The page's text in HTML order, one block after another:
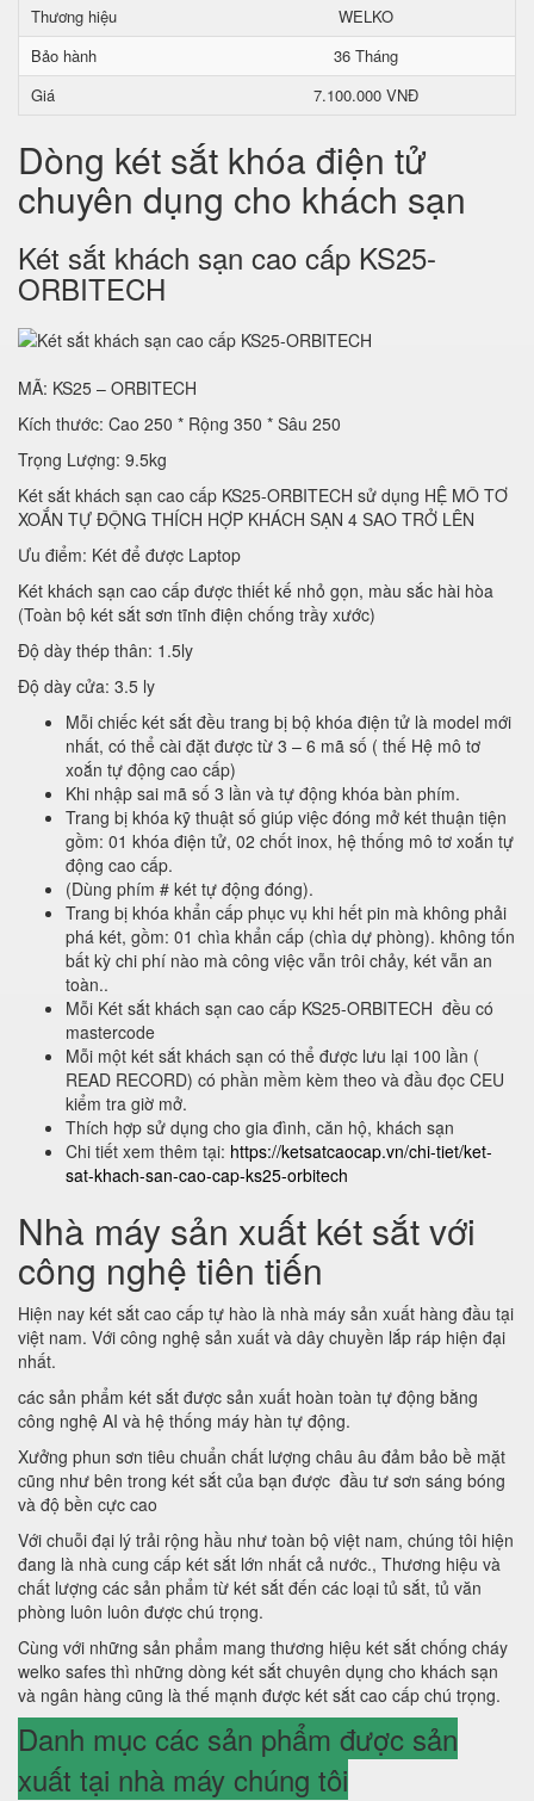
Thương hiệu
WELKO
Bảo hành
36 Tháng
Giá
7.100.000 VNĐ
Dòng két sắt khóa điện tử
chuyên dụng cho khách sạn
Két sắt khách sạn cao cấp KS25-
ORBITECH
MÃ: KS25 – ORBITECH
Kích thước: Cao 250 * Rộng 350 * Sâu 250
Trọng Lượng: 9.5kg
Két sắt khách sạn cao cấp KS25-ORBITECH sử dụng HỆ MÔ TƠ
XOẮN TỰ ĐỘNG THÍCH HỢP KHÁCH SẠN 4 SAO TRỞ LÊN
Ưu điểm: Két để được Laptop
Két khách sạn cao cấp được thiết kế nhỏ gọn, màu sắc hài hòa
(Toàn bộ két sắt sơn tĩnh điện chống trầy xước)
Độ dày thép thân: 1.5ly
Độ dày cửa: 3.5 ly
Mỗi chiếc két sắt đều trang bị bộ khóa điện tử là model mới
nhất, có thể cài đặt được từ 3 – 6 mã số ( thế Hệ mô tơ
xoắn tự động cao cấp)
Khi nhập sai mã số 3 lần và tự động khóa bàn phím.
Trang bị khóa kỹ thuật số giúp việc đóng mở két thuận tiện
gồm: 01 khóa điện tử, 02 chốt inox, hệ thống mô tơ xoắn tự
động cao cấp.
(Dùng phím # két tự động đóng).
Trang bị khóa khẩn cấp phục vụ khi hết pin mà không phải
phá két, gồm: 01 chìa khẩn cấp (chìa dự phòng). không tốn
bất kỳ chi phí nào mà công việc vẫn trôi chảy, két vẫn an
toàn..
Mỗi Két sắt khách sạn cao cấp KS25-ORBITECH đều có
mastercode
Mỗi một két sắt khách sạn có thể được lưu lại 100 lần (
READ RECORD) có phần mềm kèm theo và đầu đọc CEU
kiểm tra giờ mở.
Thích hợp sử dụng cho gia đình, căn hộ, khách sạn
Chi tiết xem thêm tại: https://ketsatcaocap.vn/chi-tiet/ket-
sat-khach-san-cao-cap-ks25-orbitech
Nhà máy sản xuất két sắt với
công nghệ tiên tiến
Hiện nay két sắt cao cấp tự hào là nhà máy sản xuất hàng đầu tại
việt nam. Với công nghệ sản xuất và dây chuyền lắp ráp hiện đại
nhất.
các sản phẩm két sắt được sản xuất hoàn toàn tự động bằng
công nghệ AI và hệ thống máy hàn tự động.
Xưởng phun sơn tiêu chuẩn chất lượng châu âu đảm bảo bề mặt
cũng như bên trong két sắt của bạn được đầu tư sơn sáng bóng
và độ bền cực cao
Với chuỗi đại lý trải rộng hầu như toàn bộ việt nam, chúng tôi hiện
đang là nhà cung cấp két sắt lớn nhất cả nước., Thương hiệu và
chất lượng các sản phẩm từ két sắt đến các loại tủ sắt, tủ văn
phòng luôn luôn được chú trọng.
Cùng với những sản phẩm mang thương hiệu két sắt chống cháy
welko safes thì những dòng két sắt chuyên dụng cho khách sạn
và ngân hàng cũng là thế mạnh được két sắt cao cấp chú trọng.
Danh mục các sản phẩm được sản
xuất tại nhà máy chúng tôi